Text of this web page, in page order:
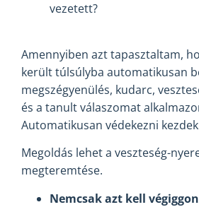
vezetett?
Amennyiben azt tapasztaltam,
került túlsúlyba automatikusan
megszégyenülés, kudarc,
és a tanult válaszomat
Automatikusan védekezni
Megoldás lehet a veszteség-
megteremtése.
Nemcsak azt kell